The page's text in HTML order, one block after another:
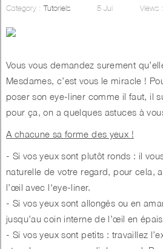
Category : Tutoriels 5Jui Views :
Vous vous demandez surement
Mesdames, c’est vous le miracle !
poser son eye-liner comme il faut, il
pour ça, on a quelques astuces à
A chacune sa forme des yeux !
- Si vos yeux sont plutôt ronds : il
naturelle de votre regard, pour cela,
l’œil avec l'eye-liner.
- Si vos yeux sont allongés ou en
jusqu’au coin interne de l’œil en
- Si vos yeux sont petits : travaillez